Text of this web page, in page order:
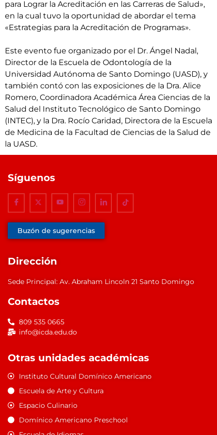
para Lograr la Acreditación en las Carreras de Salud»,
en la cual tuvo la oportunidad de abordar el tema
«Estrategias para la Acreditación de Programas».
Este evento fue organizado por el Dr. Ángel Nadal,
Director de la Escuela de Odontología de la
Universidad Autónoma de Santo Domingo (UASD), y
también contó con las exposiciones de la Dra. Alice
Romero, Coordinadora Académica Área Ciencias de la
Salud del Instituto Tecnológico de Santo Domingo
(INTEC), y la Dra. Rocío Caridad, Directora de la Escuela
de Medicina de la Facultad de Ciencias de la Salud de
la UASD.
Síguenos
Buzón de sugerencias
Dirección
Sede Principal: Av. Abraham Lincoln 21 Santo Domingo
Contactos
809 535 0665
info@icda.edu.do
Otras unidades académicas
Instituto Cultural Domínico Americano
Escuela de Arte y Cultura
Espacio Culinario
Domínico Americano Preschool